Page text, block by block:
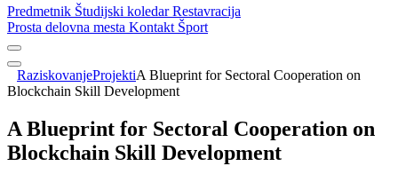
Predmetnik Študijski koledarRestavracija
Prosta delovna mesta Kontakt Šport
RaziskovanjeProjektiA Blueprint for Sectoral Cooperation on
Blockchain Skill Development
A Blueprint for Sectoral Cooperation on
Blockchain Skill Development